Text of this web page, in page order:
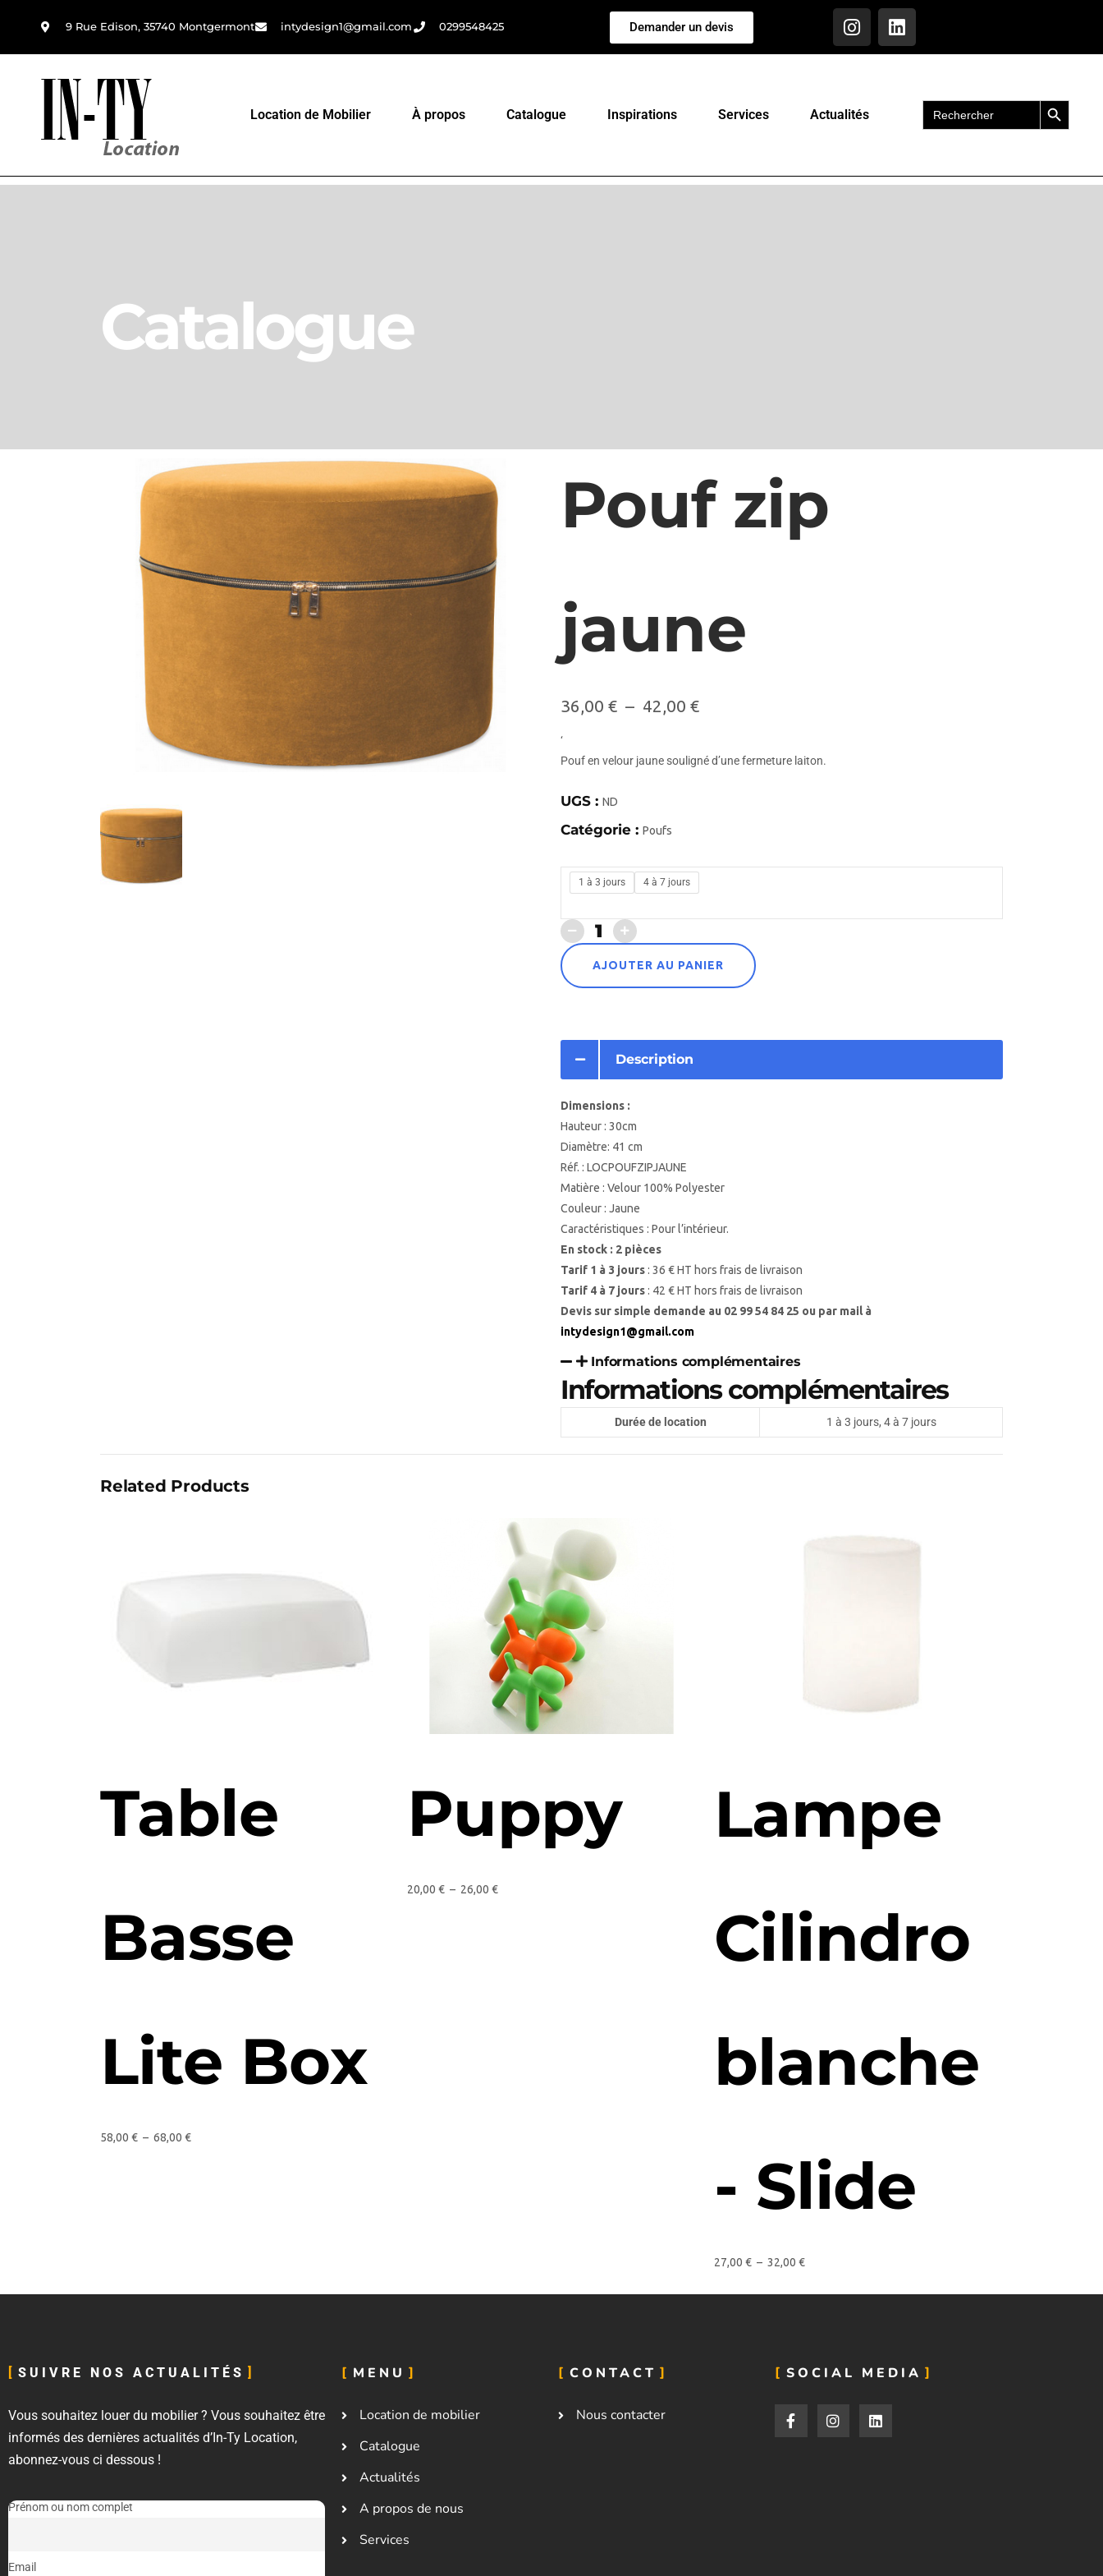
9 Rue Edison, 35740 Montgermont intydesign1@gmail.com 0299548425 Demander un devis
Location de Mobilier À propos Catalogue Inspirations Services Actualités
Search
for:
Search Button
Catalogue
Pouf zip
jaune
36,00 € – 42,00 €
‘
Pouf en velour jaune souligné d’une fermeture laiton.
UGS : ND
Catégorie : Poufs
1 à 3 jours 4 à 7 jours
AJOUTER AU PANIER
Description
Dimensions :
Hauteur : 30cm
Diamètre: 41 cm
Réf. : LOCPOUFZIPJAUNE
Matière : Velour 100% Polyester
Couleur : Jaune
Caractéristiques : Pour l’intérieur.
En stock : 2 pièces
Tarif 1 à 3 jours : 36 € HT hors frais de livraison
Tarif 4 à 7 jours : 42 € HT hors frais de livraison
Devis sur simple demande au 02 99 54 84 25 ou par mail à
intydesign1@gmail.com
Informations complémentaires
Informations complémentaires
Durée de location 1 à 3 jours, 4 à 7 jours
Related Products
Table
Basse
Lite Box
58,00 € – 68,00 €
Puppy
20,00 € – 26,00 €
Lampe
Cilindro
blanche
- Slide
27,00 € – 32,00 €
SUIVRE NOS ACTUALITÉS
Vous souhaitez louer du mobilier ? Vous souhaitez être
informés des dernières actualités d’In-Ty Location,
abonnez-vous ci dessous !
Prénom ou nom complet
Email
MENU
Location de mobilier
Catalogue
Actualités
A propos de nous
Services
CONTACT
Nous contacter
SOCIAL MEDIA